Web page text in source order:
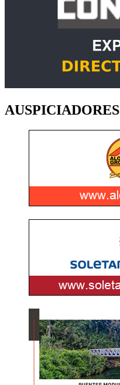
AUSPICIADORES